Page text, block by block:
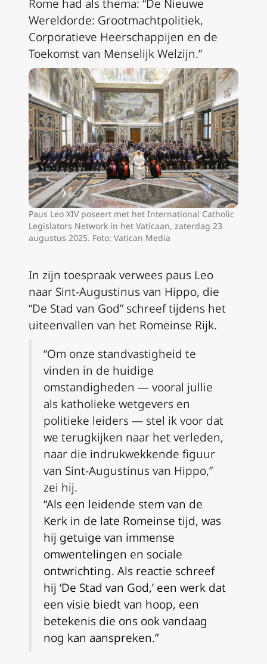
Rome had als thema: “De Nieuwe
Wereldorde: Grootmachtpolitiek,
Corporatieve Heerschappijen en de
Toekomst van Menselijk Welzijn.”
Paus Leo XIV poseert met het International Catholic
Legislators Network in het Vaticaan, zaterdag 23
augustus 2025. Foto: Vatican Media
In zijn toespraak verwees paus Leo
naar Sint-Augustinus van Hippo, die
“De Stad van God” schreef tijdens het
uiteenvallen van het Romeinse Rijk.
“Om onze standvastigheid te
vinden in de huidige
omstandigheden — vooral jullie
als katholieke wetgevers en
politieke leiders — stel ik voor dat
we terugkijken naar het verleden,
naar die indrukwekkende figuur
van Sint-Augustinus van Hippo,”
zei hij.
“Als een leidende stem van de
Kerk in de late Romeinse tijd, was
hij getuige van immense
omwentelingen en sociale
ontwrichting. Als reactie schreef
hij ‘De Stad van God,’ een werk dat
een visie biedt van hoop, een
betekenis die ons ook vandaag
nog kan aanspreken.”